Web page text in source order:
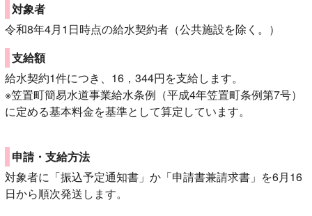
対象者
令和8年4月1日時点の給水契約者（公共施設を除く。）
支給額
給水契約1件につき、16，344円を支給します。
※笠置町簡易水道事業給水条例（平成4年笠置町条例第7号）
に定める基本料金を基準として算定しています。
申請・支給方法
対象者に「振込予定通知書」か「申請書兼請求書」を6月16
日から順次発送します。